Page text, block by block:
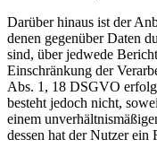
Darüber hinaus ist der
denen gegenüber Daten
sind, über jedwede
Einschränkung der
Abs. 1, 18 DSGVO
besteht jedoch nicht,
einem
dessen hat der Nutzer ein